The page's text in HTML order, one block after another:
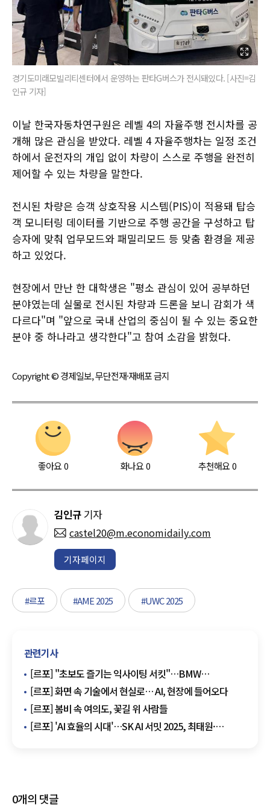
경기도미래모빌리티센터에서 운영하는 판타G버스가 전시돼있다. [사진=김
인규 기자]
이날 한국자동차연구원은 레벨 4의 자율주행 전시차를 공
개해 많은 관심을 받았다. 레벨 4 자율주행차는 일정 조건
하에서 운전자의 개입 없이 차량이 스스로 주행을 완전히
제어할 수 있는 차량을 말한다.
전시된 차량은 승객 상호작용 시스템(PIS)이 적용돼 탑승
객 모니터링 데이터를 기반으로 주행 공간을 구성하고 탑
승자에 맞춰 업무모드와 패밀리모드 등 맞춤 환경을 제공
하고 있었다.
현장에서 만난 한 대학생은 "평소 관심이 있어 공부하던
분야였는데 실물로 전시된 차량과 드론을 보니 감회가 색
다르다"며 "앞으로 국내 산업의 중심이 될 수 있는 중요한
분야 중 하나라고 생각한다"고 참여 소감을 밝혔다.
Copyright © 경제일보, 무단전재·재배포 금지
좋아요0 화나요0 추천해요 0
김인규 기자
castel20@m.economidaily.com
기자페이지
#르포 #AME 2025 #UWC 2025
관련기사
[르포] "초보도 즐기는 익사이팅 서킷"…BMW
드라이빙센터서 배운 '운전의 기술'
[르포] 화면 속 기술에서 현실로… AI, 현장에 들어오다
[르포] 봄비 속 여의도, 꽃길 위 사람들
[르포] 'AI 효율의 시대'…SK AI 서밋 2025, 최태원·
0개의 댓글